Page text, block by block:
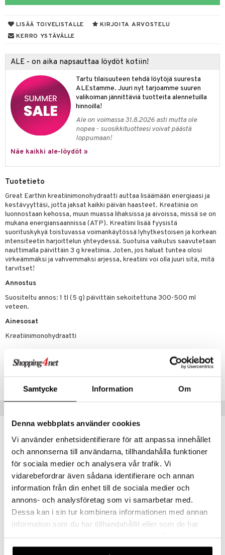
Samtycke Information Om
Denna webbplats använder cookies
Vi använder enhetsidentifierare för att anpassa innehållet
och annonserna till användarna, tillhandahålla funktioner
för sociala medier och analysera vår trafik. Vi
vidarebefordrar även sådana identifierare och annan
information från din enhet till de sociala medier och
annons- och analysföretag som vi samarbetar med.
Dessa kan i sin tur kombinera informationen med annan
information som du har tillhandahållit eller som de har
våra cookies vid fortsatt användande av vår webbplats.
LISÄÄ TOIVELISTALLE
KIRJOITA ARVOSTELU
KERRO YSTÄVÄLLE
ALE - on aika napsauttaa löydöt kotiin!
Tartu tilaisuuteen tehdä löytöjä suuresta
ALEstamme. Juuri nyt tarjoamme suuren
valikoiman jännittäviä tuotteita alennetuilla
hinnoilla!
Ale on voimassa 31.8.2026 asti mutta ole
nopea - suosikkituotteesi voivat päästä
loppumaan!
Näe kaikki ale-löydöt »
Tuotetieto
Great Earthin kreatiinimonohydraatti auttaa lisäämään energiaasi ja
kestävyyttäsi, jotta jaksat kaikki päivän haasteet. Kreatiinia on
luonnostaan kehossa, muun muassa lihaksissa ja aivoissa, missä se on
mukana energiansaannissa (ATP). Kreatiini lisää fyysistä
suorituskykyä toistuvassa voimankäytössä lyhytkestoisen ja korkean
intensiteetin harjoittelun yhteydessä. Suotuisa vaikutus saavutetaan
nauttimalla päivittäin 3 g kreatiinia. Joten, jos haluat tuntea olosi
virkeämmäksi ja vahvemmaksi arjessa, kreatiini voi olla juuri sitä, mitä
tarvitset!
Annostus
Suositeltu annos: 1 tl (5 g) päivittäin sekoitettuna 300-500 ml
veteen.
Ainesosat
Kreatiinimonohydraatti
Tuotenumero
uutuus kampanja
& vastauksia